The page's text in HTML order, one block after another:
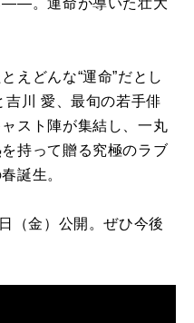
――。運命が導いた壮大
えどんな“運命”だとし
川 愛、最旬の若手俳
スト陣が集結し、一丸
持って贈る究極のラブ
誕生。
（金）公開。ぜひ今後